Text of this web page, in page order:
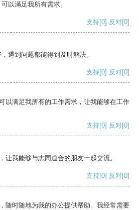
以满足我所有需求。
支持[0] 反对[0]
遇到问题都能得到及时解决。
支持[0] 反对[0]
以满足我所有的工作需求，让我能够在工作
支持[0] 反对[0]
让我能够与志同道合的朋友一起交流。
支持[0] 反对[0]
随时随地为我的办公提供帮助。我经常需要